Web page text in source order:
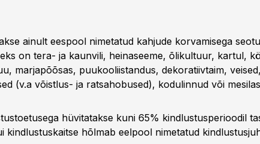
ainult eespool nimetatud kahjude korvamisega
on tera- ja kaunvili, heinaseeme, õlikultuur, kartul,
marjapõõsas, puukooliistandus, dekoratiivtaim,
(v.a võistlus- ja ratsahobused), kodulinnud või
hüvitatakse kuni 65% kindlustusperioodil
kindlustuskaitse hõlmab eelpool nimetatud